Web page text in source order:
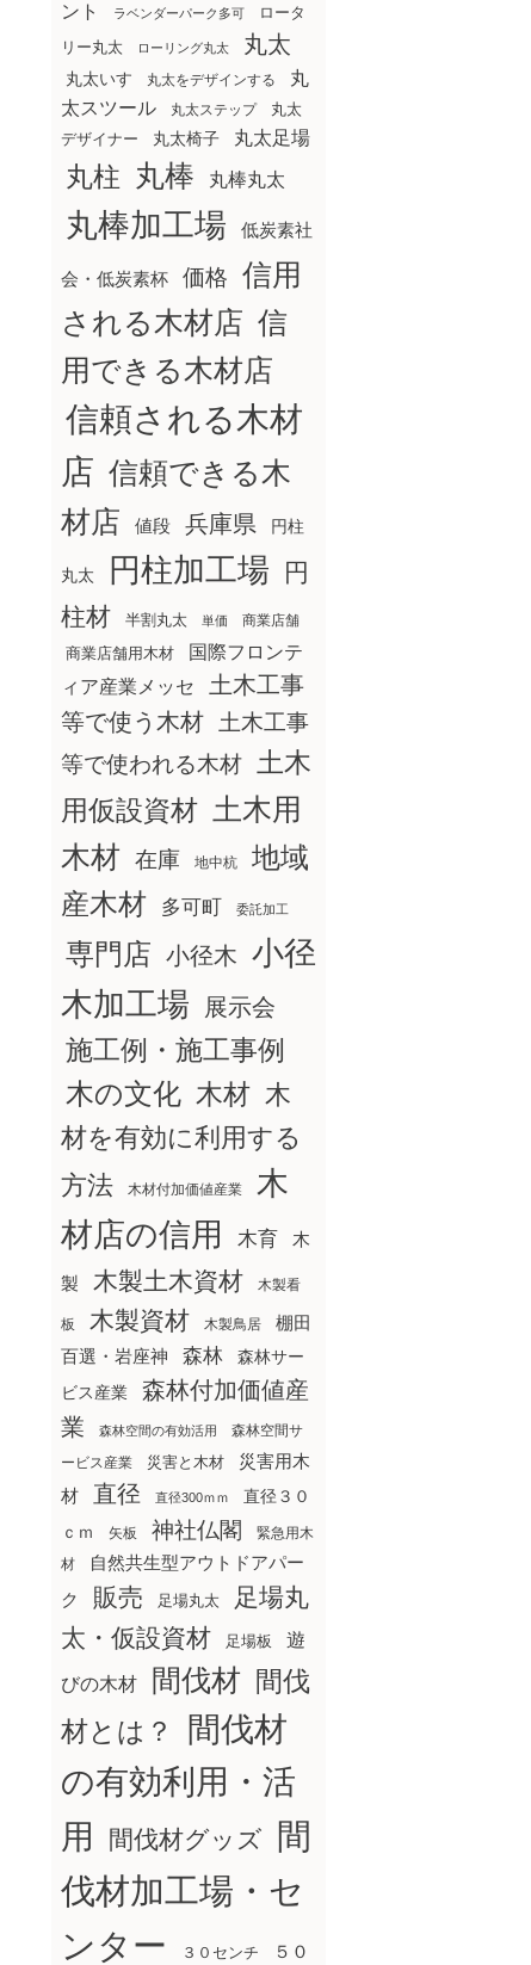
ント
ラベンダーパーク多可
ロータ
リー丸太
ローリング丸太 丸太
丸太いす 丸太をデザインする
丸
太スツール
丸太ステップ
丸太
デザイナー
丸太椅子 丸太足場
丸柱 丸棒 丸棒丸太
丸棒加工場 低炭素社
会・低炭素杯 価格
信用
される木材店 信
用できる木材店
信頼される木材
店 信頼できる木
材店
値段 兵庫県 円柱
丸太 円柱加工場
円
柱材
半割丸太 単価 商業店舗
商業店舗用木材
国際フロンテ
ィア産業メッセ
土木工事
等で使う木材
土木工事
等で使われる木材
土木
用仮設資材 土木用
木材 在庫 地中杭
地域
産木材
多可町 委託加工
専門店 小径木 小径
木加工場
展示会
施工例・施工事例
木の文化 木材 木
材を有効に利用する
方法
木材付加価値産業
木
材店の信用
木育 木
製 木製土木資材 木製看
板 木製資材 木製鳥居
棚田
百選・岩座神
森林
森林サー
ビス産業
森林付加価値産
業
森林空間の有効活用
森林空間サ
ービス産業
災害と木材
災害用木
材
直径 直径300ｍｍ
直径３０
ｃｍ
矢板 神社仏閣
緊急用木
材
自然共生型アウトドアパー
ク
販売 足場丸太
足場丸
太・仮設資材
足場板 遊
びの木材 間伐材 間伐
材とは？
間伐材
の有効利用・活
用
間伐材グッズ
間
伐材加工場・セ
ンター
３０センチ ５０